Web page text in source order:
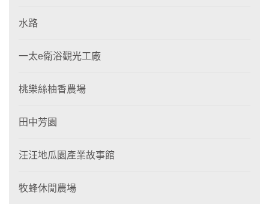
水路
一太e衛浴觀光工廠
桃樂絲柚香農場
田中芳園
汪汪地瓜園產業故事館
牧蜂休閒農場